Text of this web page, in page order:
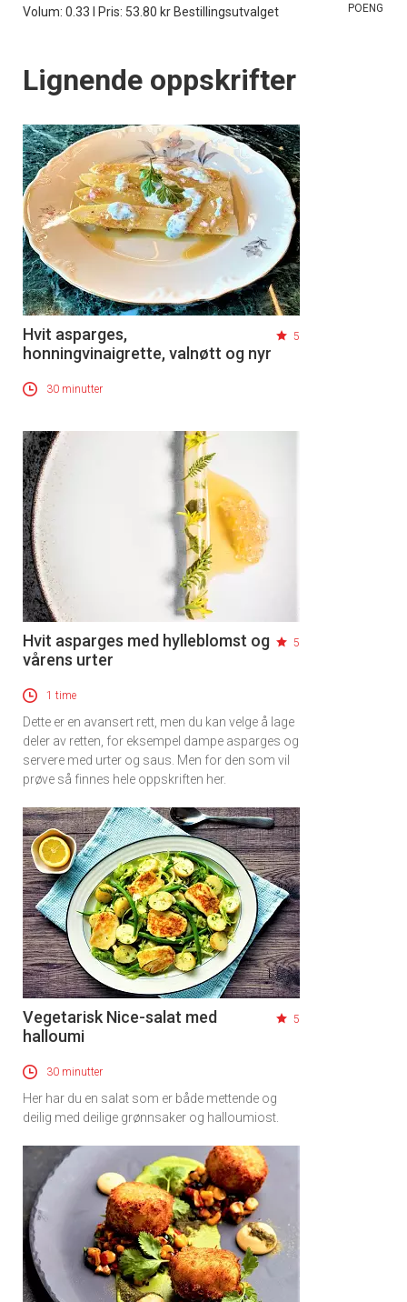
Volum: 0.33 l Pris: 53.80 kr Bestillingsutvalget POENG
Lignende oppskrifter
Hvit asparges,
honningvinaigrette, valnøtt og nyr
5
30 minutter
Hvit asparges med hylleblomst og
vårens urter
5
1 time
Dette er en avansert rett, men du kan velge å lage
deler av retten, for eksempel dampe asparges og
servere med urter og saus. Men for den som vil
prøve så finnes hele oppskriften her.
Vegetarisk Nice-salat med
halloumi
5
30 minutter
Her har du en salat som er både mettende og
deilig med deilige grønnsaker og halloumiost.